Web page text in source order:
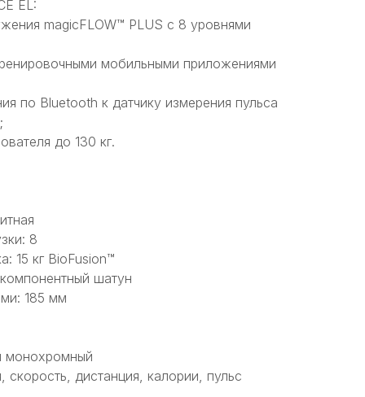
EL:
magicFLOW™ PLUS с 8 уровнями
мобильными приложениями
по Bluetooth к датчику измерения пульса
до 130 кг.
8
15 кг BioFusion™
шатун
185 мм
монохромный
дистанция, калории, пульс